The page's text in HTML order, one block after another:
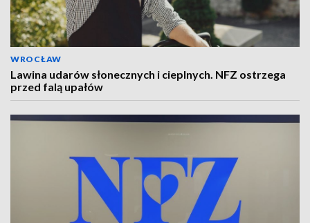
WROCŁAW
Lawina udarów słonecznych i cieplnych. NFZ ostrzega
przed falą upałów